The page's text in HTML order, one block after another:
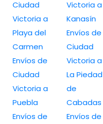
Ciudad
Victoria a
Playa del
Carmen
Envíos de
Ciudad
Victoria a
Puebla
Envíos de
Victoria a
Kanasín
Envíos de
Ciudad
Victoria a
La Piedad
de
Cabadas
Envíos de